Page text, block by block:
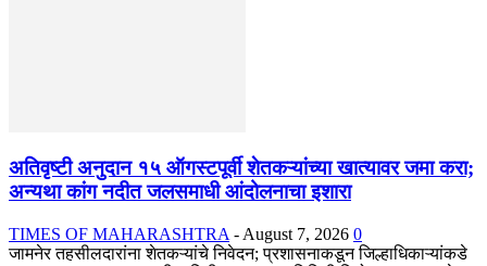
अतिवृष्टी अनुदान १५ ऑगस्टपूर्वी शेतकऱ्यांच्या खात्यावर जमा करा;
अन्यथा कांग नदीत जलसमाधी आंदोलनाचा इशारा
TIMES OF MAHARASHTRA - August 7, 2026 0
जामनेर तहसीलदारांना शेतकऱ्यांचे निवेदन; प्रशासनाकडून जिल्हाधिकाऱ्यांकडे